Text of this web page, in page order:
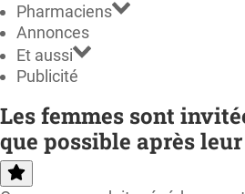
Pharmaciens
Annonces
Et aussi
Publicité
Les femmes sont
que possible après